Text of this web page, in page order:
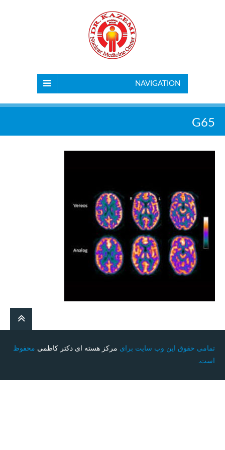
NAVIGATION
G65
تمامی حقوق این وب سایت برای مرکز هسته ای دکتر کاظمی محفوظ
است.